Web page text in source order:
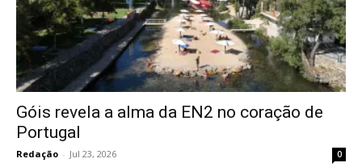
Góis revela a alma da EN2 no coração de
Portugal
Redação - Jul 23, 2026 0